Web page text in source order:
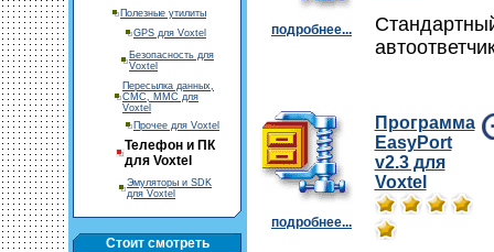
Полезные утилиты
GPS для Voxtel
Безопасность для
Voxtel
Пересылка данных,
СМС, ММС для
Voxtel
Прочее для Voxtel
Телефон и ПК
для Voxtel
Эмуляторы и SDK
для Voxtel
Стоит смотреть
подробнее...
подробнее...
Программа
EasyPort
v2.3 для
Voxtel